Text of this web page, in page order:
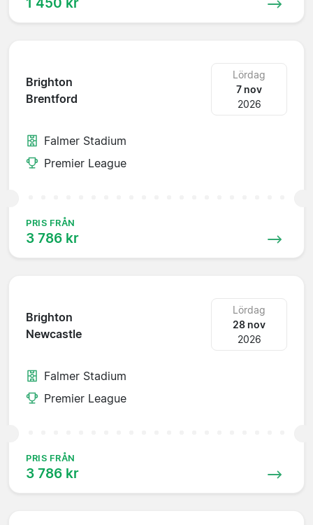
Brighton
Brentford
Lördag
7 nov
2026
Falmer Stadium
Premier League
PRIS FRÅN
3 786 kr
Brighton
Newcastle
Lördag
28 nov
2026
Falmer Stadium
Premier League
PRIS FRÅN
3 786 kr